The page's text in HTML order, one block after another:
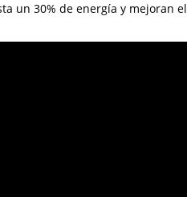
un 30% de energía y mejoran el